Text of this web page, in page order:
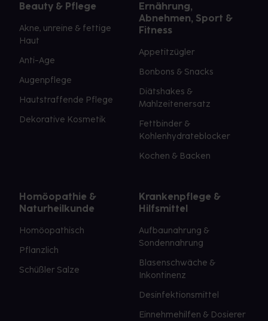
Beauty & Pflege
Akne, unreine & fettige
Haut
Anti-Age
Augenpflege
Hautstraffende Pflege
Dekorative Kosmetik
Ernährung,
Abnehmen, Sport &
Fitness
Appetitzügler
Bonbons & Snacks
Diätshakes &
Mahlzeitenersatz
Fettbinder &
Kohlenhydrateblocker
Kochen & Backen
Homöopathie &
Naturheilkunde
Homöopathisch
Pflanzlich
Schüßler Salze
Krankenpflege &
Hilfsmittel
Aufbaunahrung &
Sondennahrung
Blasenschwäche &
Inkontinenz
Desinfektionsmittel
Einnehmehilfen & Dosierer